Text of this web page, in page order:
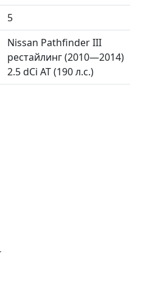
5
Nissan Pathfinder III
рестайлинг (2010—2014)
2.5 dCi AT (190 л.с.)